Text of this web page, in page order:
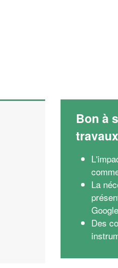
Bon à
travaux
La
Des